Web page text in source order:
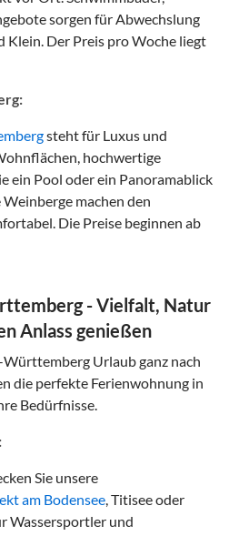
sorgen für Abwechslung
Klein. Der Preis pro Woche liegt
steht für Luxus und
hochwertige
ein Pool oder ein Panoramablick
machen den
Die Preise beginnen ab
- Vielfalt, Natur
Anlass genießen
Urlaub ganz nach
die perfekte Ferienwohnung in
Bedürfnisse.
Sie unsere
am Bodensee, Titisee oder
Wassersportler und